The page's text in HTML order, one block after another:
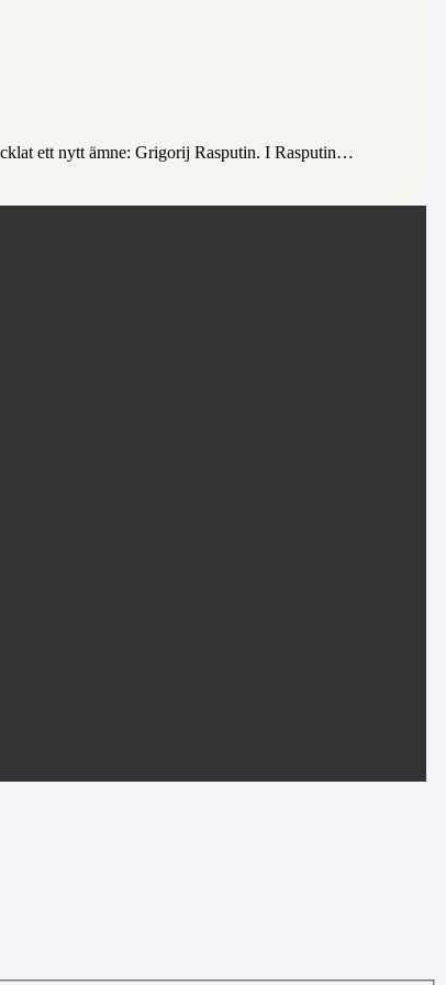
ett nytt ämne: Grigorij Rasputin. I Rasputin…